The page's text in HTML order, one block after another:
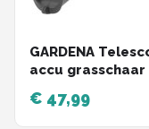
GARDENA
accu
€ 47,99